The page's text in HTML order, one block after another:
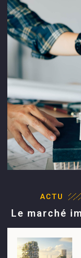
ACTU
Le marché